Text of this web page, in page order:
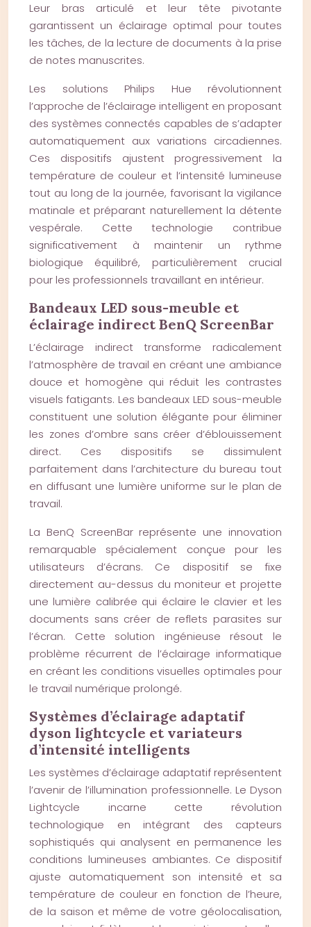
Leur bras articulé et leur tête pivotante
garantissent un éclairage optimal pour toutes
les tâches, de la lecture de documents à la prise
de notes manuscrites.
Les solutions Philips Hue révolutionnent
l’approche de l’éclairage intelligent en proposant
des systèmes connectés capables de s’adapter
automatiquement aux variations circadiennes.
Ces dispositifs ajustent progressivement la
température de couleur et l’intensité lumineuse
tout au long de la journée, favorisant la vigilance
matinale et préparant naturellement la détente
vespérale. Cette technologie contribue
significativement à maintenir un rythme
biologique équilibré, particulièrement crucial
pour les professionnels travaillant en intérieur.
Bandeaux LED sous-meuble et
éclairage indirect BenQ ScreenBar
L’éclairage indirect transforme radicalement
l’atmosphère de travail en créant une ambiance
douce et homogène qui réduit les contrastes
visuels fatigants. Les bandeaux LED sous-meuble
constituent une solution élégante pour éliminer
les zones d’ombre sans créer d’éblouissement
direct. Ces dispositifs se dissimulent
parfaitement dans l’architecture du bureau tout
en diffusant une lumière uniforme sur le plan de
travail.
La BenQ ScreenBar représente une innovation
remarquable spécialement conçue pour les
utilisateurs d’écrans. Ce dispositif se fixe
directement au-dessus du moniteur et projette
une lumière calibrée qui éclaire le clavier et les
documents sans créer de reflets parasites sur
l’écran. Cette solution ingénieuse résout le
problème récurrent de l’éclairage informatique
en créant les conditions visuelles optimales pour
le travail numérique prolongé.
Systèmes d’éclairage adaptatif
dyson lightcycle et variateurs
d’intensité intelligents
Les systèmes d’éclairage adaptatif représentent
l’avenir de l’illumination professionnelle. Le Dyson
Lightcycle incarne cette révolution
technologique en intégrant des capteurs
sophistiqués qui analysent en permanence les
conditions lumineuses ambiantes. Ce dispositif
ajuste automatiquement son intensité et sa
température de couleur en fonction de l’heure,
de la saison et même de votre géolocalisation,